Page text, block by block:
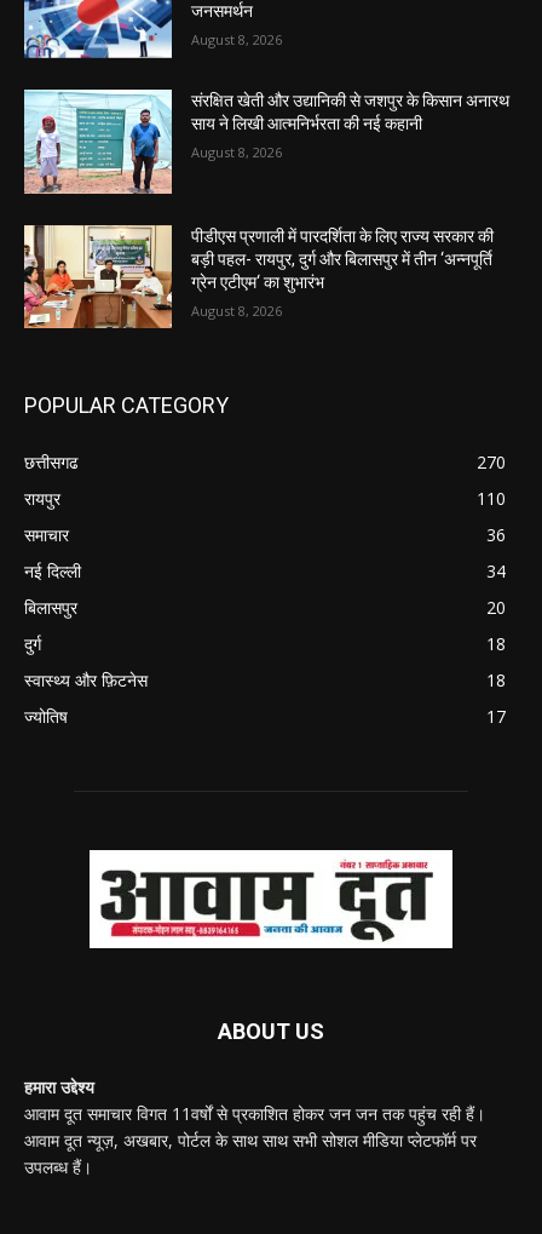
जनसमर्थन
August 8, 2026
संरक्षित खेती और उद्यानिकी से जशपुर के किसान अनारथ
साय ने लिखी आत्मनिर्भरता की नई कहानी
August 8, 2026
पीडीएस प्रणाली में पारदर्शिता के लिए राज्य सरकार की
बड़ी पहल- रायपुर, दुर्ग और बिलासपुर में तीन ‘अन्नपूर्ति
ग्रेन एटीएम‘ का शुभारंभ
August 8, 2026
POPULAR CATEGORY
छत्तीसगढ
270
रायपुर
110
समाचार
36
नई दिल्ली
34
बिलासपुर
20
दुर्ग
18
स्वास्थ्य और फ़िटनेस
18
ज्योतिष
17
ABOUT US
हमारा उद्देश्य
आवाम दूत समाचार विगत 11वर्षों से प्रकाशित होकर जन जन तक पहुंच रही हैं।
आवाम दूत न्यूज़, अखबार, पोर्टल के साथ साथ सभी सोशल मीडिया प्लेटफॉर्म पर
उपलब्ध हैं।